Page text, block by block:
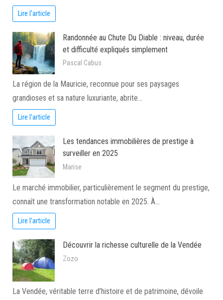
Lire l'article
Randonnée au Chute Du Diable : niveau, durée
et difficulté expliqués simplement
Pascal Cabus
La région de la Mauricie, reconnue pour ses paysages
grandioses et sa nature luxuriante, abrite…
Lire l'article
Les tendances immobilières de prestige à
surveiller en 2025
Marise
Le marché immobilier, particulièrement le segment du prestige,
connaît une transformation notable en 2025. À…
Lire l'article
Découvrir la richesse culturelle de la Vendée
Zozo
La Vendée, véritable terre d’histoire et de patrimoine, dévoile